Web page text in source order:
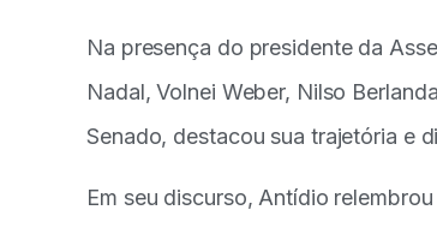
Na presença do presidente da
Nadal, Volnei Weber, Nilso
Senado, destacou sua trajetória e
Em seu discurso, Antídio